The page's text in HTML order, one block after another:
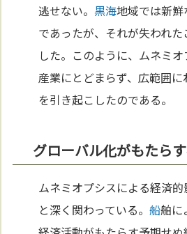
逃せない。 黒海地域では新
であったが、それが失われた
した。このように、ムネミ
産業にとどまらず、広範囲
を引き起こしたのである。
グローバル化がもたら
ムネミオプシスによる経済的
と深く関わっている。船舶に